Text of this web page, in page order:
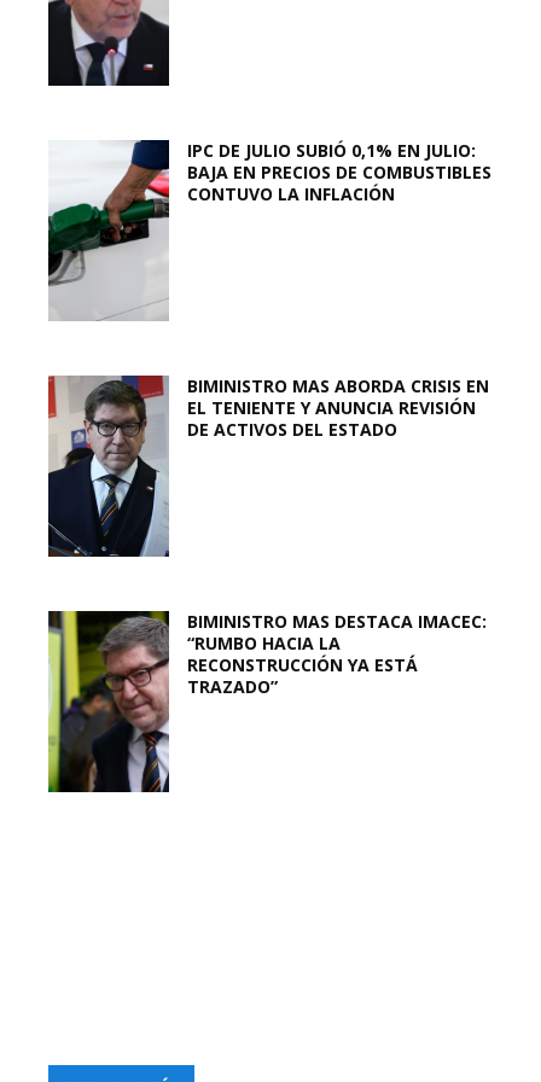
IPC DE JULIO SUBIÓ 0,1% EN JULIO:
BAJA EN PRECIOS DE COMBUSTIBLES
CONTUVO LA INFLACIÓN
BIMINISTRO MAS ABORDA CRISIS EN
EL TENIENTE Y ANUNCIA REVISIÓN
DE ACTIVOS DEL ESTADO
BIMINISTRO MAS DESTACA IMACEC:
“RUMBO HACIA LA
RECONSTRUCCIÓN YA ESTÁ
TRAZADO”